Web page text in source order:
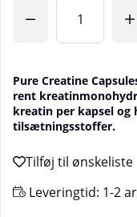
Pure Creatine
rent
kreatin per kapsel
tilsætningsstoffer.
Leveringtid: 1-2